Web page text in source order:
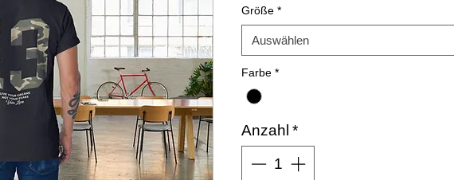
Größe *
Auswählen
Farbe *
Anzahl *